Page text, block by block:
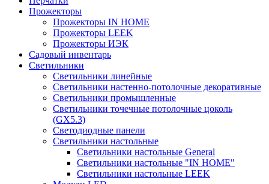
Прожекторы
Прожекторы IN HOME
Прожекторы LEEK
Прожекторы ИЭК
Садовый инвентарь
Светильники
Светильники линейные
Светильники настенно-потолочные декоративные
Светильники промышленные
Светильники точечные потолочные цоколь
(GX5.3)
Светодиодные панели
Cветильники настольные
Светильники настольные General
Светильники настольные "IN HOME"
Светильники настольные LEEK